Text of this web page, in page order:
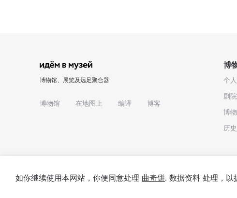
博物馆、展览及远足聚合器
博物馆 在地图上 编译 博客
博
个
剧
博
历史
如你继续使用本网站，你便同意处理 曲奇饼. 数据资料 处理，以